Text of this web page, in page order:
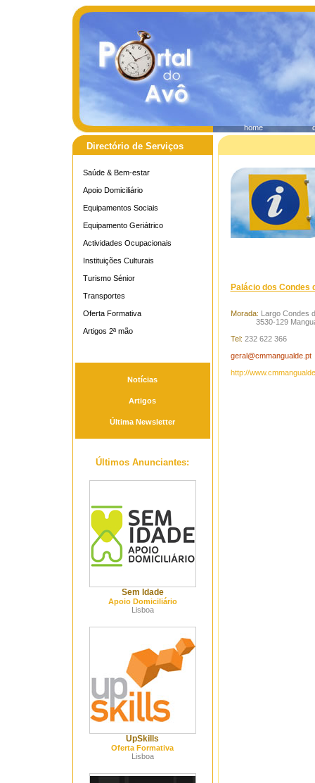
home
Directório de Serviços
Saúde & Bem-estar
Apoio Domiciliário
Equipamentos Sociais
Equipamento Geriátrico
Actividades Ocupacionais
Instituições Culturais
Turismo Sénior
Transportes
Oferta Formativa
Artigos 2ª mão
Notícias
Artigos
Última Newsletter
Últimos Anunciantes:
Sem Idade
Apoio Domiciliário
Lisboa
UpSkills
Oferta Formativa
Lisboa
Palácio dos Condes
Morada: Largo Condes
3530-129
Tel: 232 622 366
geral@cmmangualde.pt
http://